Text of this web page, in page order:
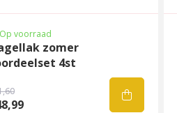
Op voorraad
zomer
4st